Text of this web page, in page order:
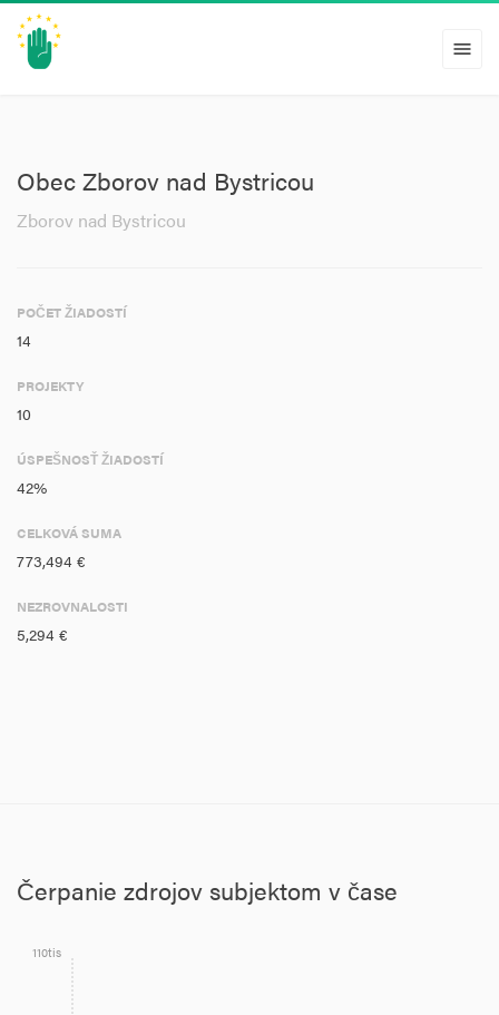
menu
Obec Zborov nad Bystricou
Zborov nad Bystricou
POČET ŽIADOSTÍ
14
PROJEKTY
10
ÚSPEŠNOSŤ ŽIADOSTÍ
42%
CELKOVÁ SUMA
773,494 €
NEZROVNALOSTI
5,294 €
Čerpanie zdrojov subjektom v čase
110tis